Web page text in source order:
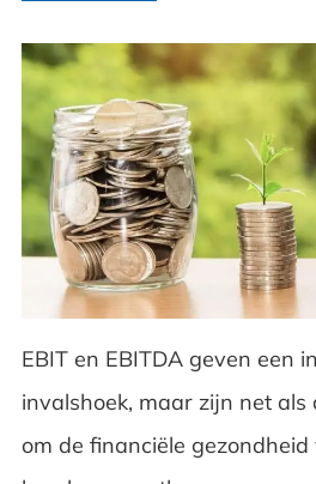
EBIT en EBITDA geven een
invalshoek, maar zijn net als
om de financiële